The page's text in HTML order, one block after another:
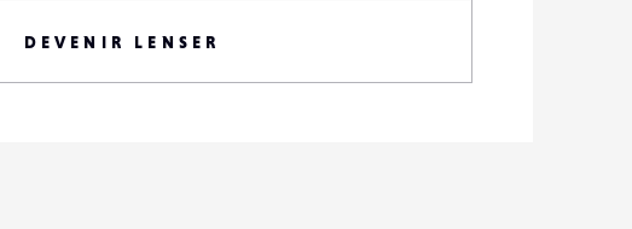
DEVENIR LENSER